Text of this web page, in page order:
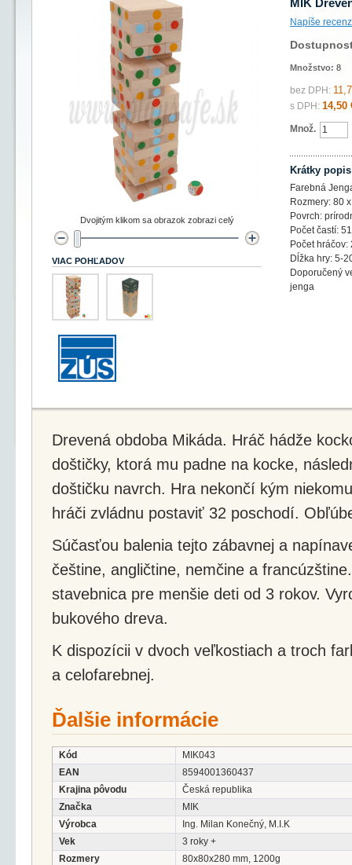
MIK
Napíše
Množstvo: 8
bez DPH:
s DPH: 14,50
Množ.
Krátky popis
Farebná
Rozmery: 80
Povrch:
Počet častí: 51
Počet hráčov:
Dĺžka hry: 5-
Doporučený
jenga
Dvojitým klikom sa obrazok zobrazi celý
VIAC POHĽADOV
Drevená obdoba Mikáda. Hráč hádže
doštičky, ktorá mu padne na kocke,
doštičku navrch. Hra nekončí kým
hráči zvládnu postaviť 32 poschodí.
Súčasťou balenia tejto zábavnej a
češtine, angličtine, nemčine a
stavebnica pre menšie deti od 3 rokov.
bukového dreva.
K dispozícii v dvoch veľkostiach a troch
a celofarebnej.
Ďalšie informácie
Kód
MIK043
EAN
8594001360437
Krajina pôvodu
Česká republika
Značka
MIK
Výrobca
Ing. Milan Konečný, M.I.K
Vek
3 roky +
Rozmery
80x80x280 mm, 1200g